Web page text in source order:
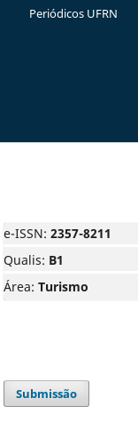
Periódicos UFRN
e-ISSN: 2357-8211
Qualis: B1
Área: Turismo
Submissão